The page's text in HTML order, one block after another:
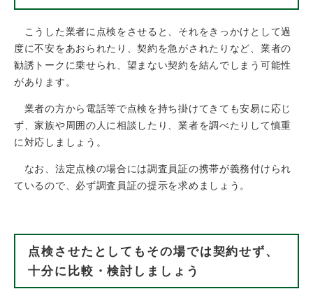
こうした業者に点検をさせると、それをきっかけとして過
度に不安をあおられたり、契約を急がされたりなど、業者の
勧誘トークに乗せられ、望まない契約を結んでしまう可能性
があります。
業者の方から電話等で点検を持ち掛けてきても安易に応じ
ず、家族や周囲の人に相談したり、業者を調べたりして慎重
に対応しましょう。
なお、法定点検の場合には調査員証の携帯が義務付けられ
ているので、必ず調査員証の提示を求めましょう。
点検させたとしてもその場では契約せず、
十分に比較・検討しましょう